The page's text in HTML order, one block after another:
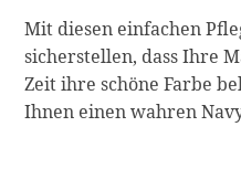
Mit diesen einfachen
sicherstellen, dass Ihre
Zeit ihre schöne Farbe
Ihnen einen wahren